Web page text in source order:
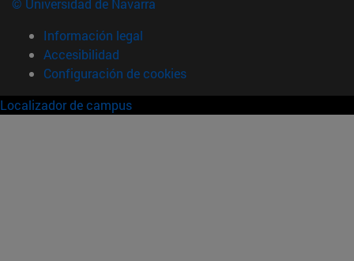
Información legal
Accesibilidad
Configuración de cookies
Localizador de campus